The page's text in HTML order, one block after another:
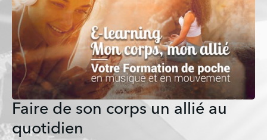
Faire de son corps un allié au
quotidien